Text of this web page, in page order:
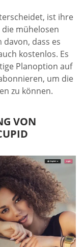
ist ihre
mühelosen
dass es
kostenlos. Es
Planoption auf
um die
zu können.
VON